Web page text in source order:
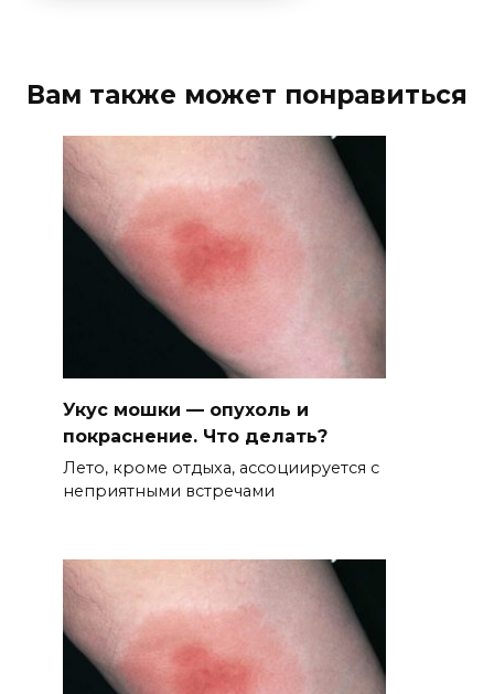
Вам также может понравиться
Укус мошки — опухоль и
покраснение. Что делать?
Лето, кроме отдыха, ассоциируется с
неприятными встречами